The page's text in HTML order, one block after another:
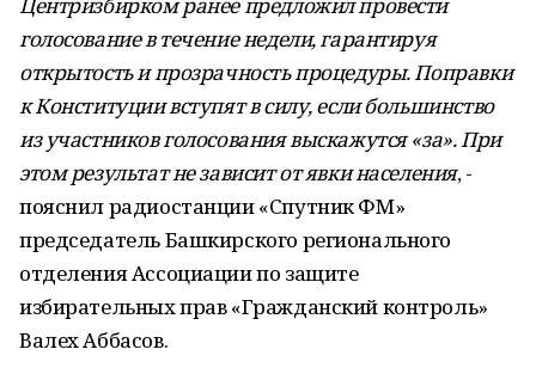
голосование в течение недели, гарантируя
открытость и прозрачность процедуры. Поправки
к Конституции вступят в силу, если большинство
из участников голосования выскажутся «за». При
этом результат не зависит от явки населения, -
пояснил радиостанции «Спутник ФМ»
председатель Башкирского регионального
отделения Ассоциации по защите
избирательных прав «Гражданский контроль»
Валех Аббасов.